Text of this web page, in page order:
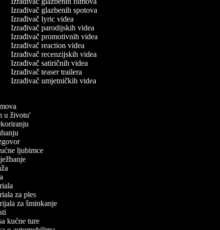
Izrađivač glazbenih spotova
Izrađivač lyric videa
Izrađivač parodijskih videa
Izrađivač promotivnih videa
Izrađivač reaction videa
Izrađivač recenzijskih videa
Izrađivač satiričnih videa
Izrađivač teaser trailera
Izrađivač umjetničkih videa
u životu'
ljubimce
za ples
za šminkanje
kućne ture